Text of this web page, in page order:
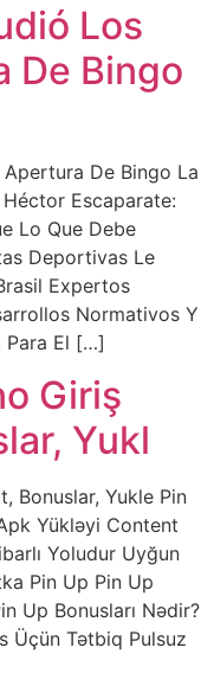
Los
De Bingo
De Bingo La
Escaparate:
Lo Que Debe
Deportivas Le
Expertos
Normativos Y
Para El […]
Giriş
Yukl
Bonuslar, Yukle Pin
Yükləyi Content
Yoludur Uyğun
Pin Up Pin Up
Up Bonusları Nədir?
Üçün Tətbiq Pulsuz